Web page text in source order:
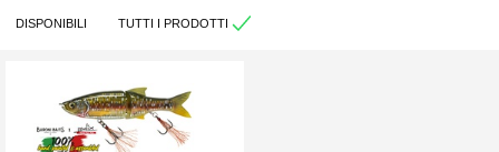
DISPONIBILI TUTTI I PRODOTTI